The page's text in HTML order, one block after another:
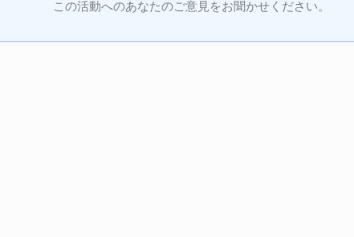
この活動へのあなたのご意見をお聞かせください。